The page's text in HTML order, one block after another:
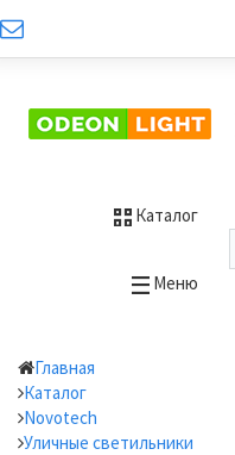
Каталог
Меню
Главная
Каталог
Novotech
Уличные светильники